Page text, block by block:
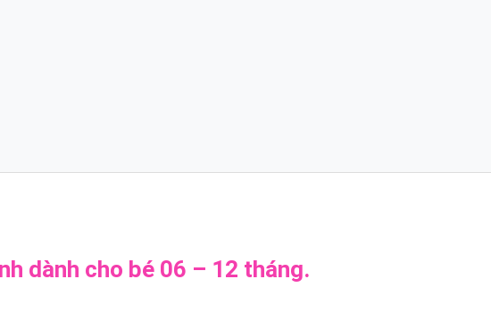
dành cho bé 06 – 12 tháng.